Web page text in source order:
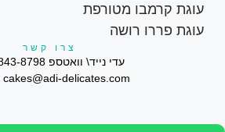
עוגת קרמבו מטורפת
עוגת פררו רושה
צרו קשר
עדי נייד\ וואטספ 054-843-8798
cakes@adi-delicates.com